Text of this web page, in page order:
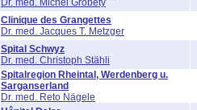
Dr. med. Michel Grobéty
Clinique des Grangettes
Dr. med. Jacques T. Metzger
Spital Schwyz
Dr. med. Christoph Stähli
Spitalregion Rheintal, Werdenberg u.
Sarganserland
Dr. med. Reto Nägele